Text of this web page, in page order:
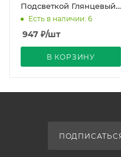
Подсветкой Глянцевый
никель IP20 10А 250В
Werkel
Есть в наличии: 6
947 ₽/шт
В КОРЗИНУ